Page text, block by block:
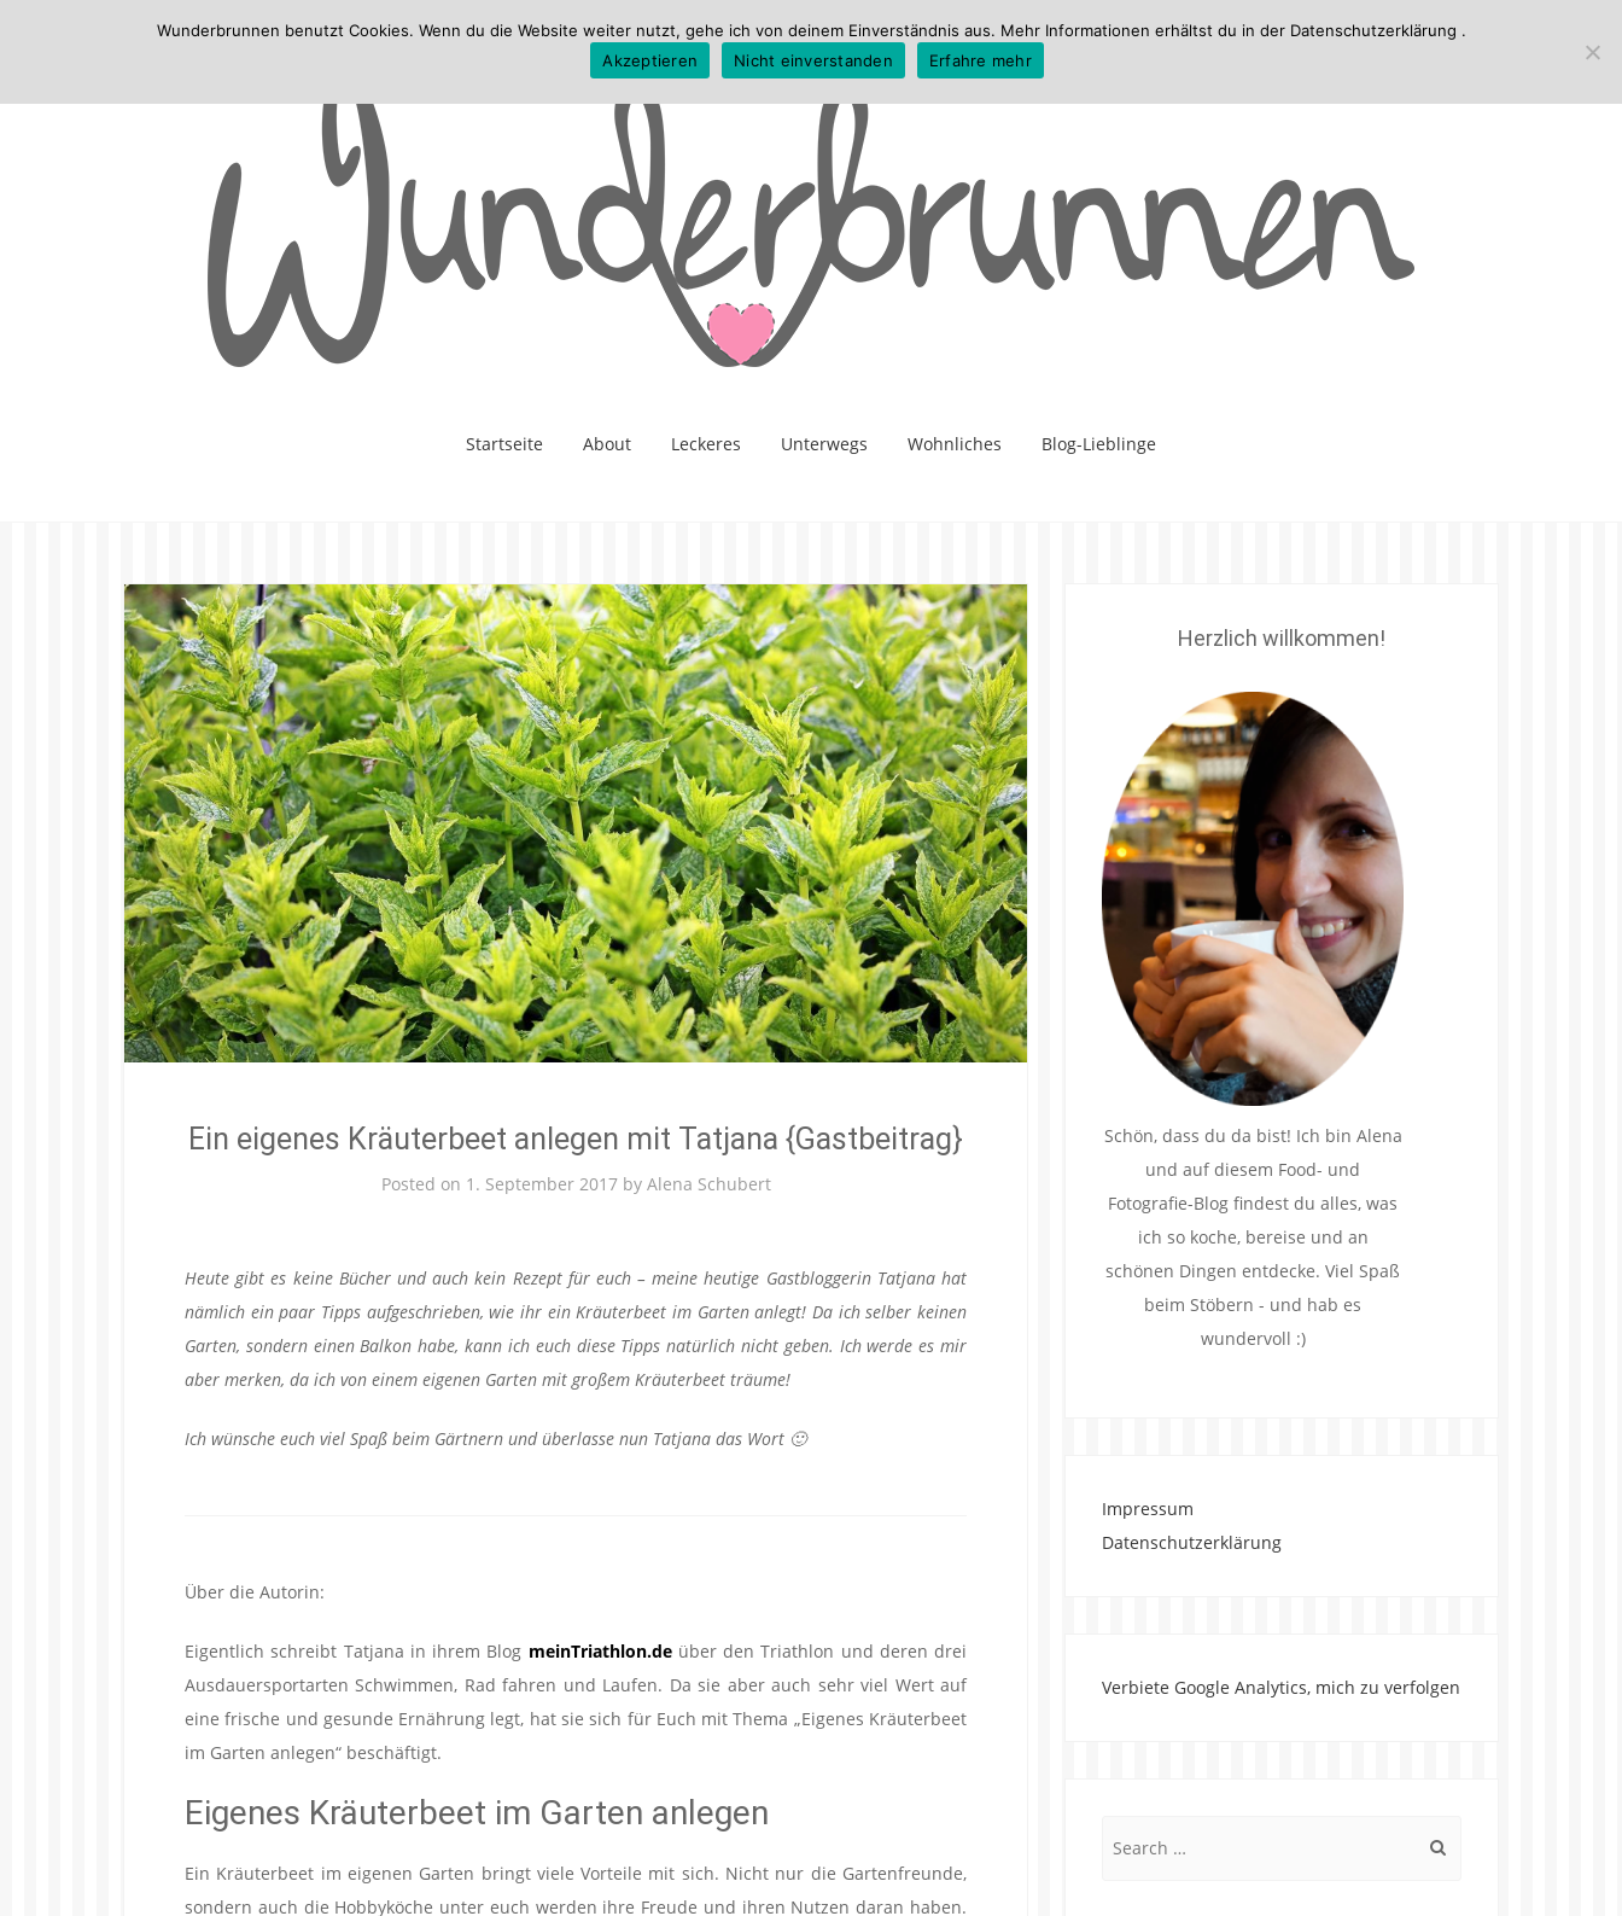
Startseite About Leckeres Unterwegs Wohnliches Blog-Lieblinge
Ein eigenes Kräuterbeet anlegen mit Tatjana {Gastbeitrag}
Posted on 1. September 2017by Alena Schubert
Heute gibt es keine Bücher und auch kein Rezept für euch – meine heutige Gastbloggerin Tatjana hat
nämlich ein paar Tipps aufgeschrieben, wie ihr ein Kräuterbeet im Garten anlegt! Da ich selber keinen
Garten, sondern einen Balkon habe, kann ich euch diese Tipps natürlich nicht geben. Ich werde es mir
aber merken, da ich von einem eigenen Garten mit großem Kräuterbeet träume!
Ich wünsche euch viel Spaß beim Gärtnern und überlasse nun Tatjana das Wort 🙂
Über die Autorin:
Eigentlich schreibt Tatjana in ihrem Blog meinTriathlon.deüber den Triathlon und deren drei
Ausdauersportarten Schwimmen, Rad fahren und Laufen. Da sie aber auch sehr viel Wert auf
eine frische und gesunde Ernährung legt, hat sie sich für Euch mit Thema „Eigenes Kräuterbeet
im Garten anlegen“ beschäftigt.
Eigenes Kräuterbeet im Garten anlegen
Ein Kräuterbeet im eigenen Garten bringt viele Vorteile mit sich. Nicht nur die Gartenfreunde,
sondern auch die Hobbyköche unter euch werden ihre Freude und ihren Nutzen daran haben.
Herzlich willkommen!
Schön, dass du da bist! Ich bin Alena
und auf diesem Food- und
Fotografie-Blog findest du alles, was
ich so koche, bereise und an
schönen Dingen entdecke. Viel Spaß
beim Stöbern - und hab es
wundervoll :)
Impressum
Datenschutzerklärung
Verbiete Google Analytics, mich zu verfolgen
Wunderbrunnen benutzt Cookies. Wenn du die Website weiter nutzt, gehe ich von deinem Einverständnis aus. Mehr Informationen erhältst du in der Datenschutzerklärung .
Akzeptieren
Nicht einverstanden Erfahre mehr